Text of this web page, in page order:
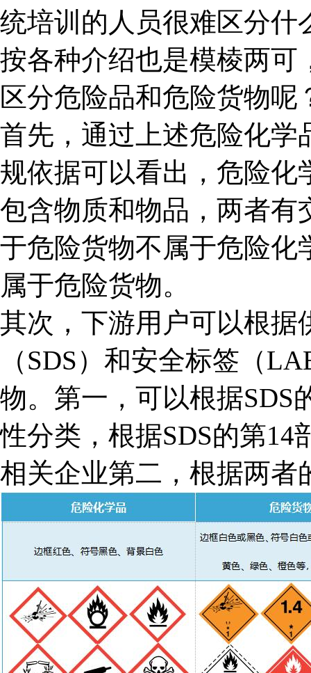
统培训的人员很难区分什
按各种介绍也是模棱两可
区分危险品和危险货物呢
首先，通过上述危险化学
规依据可以看出，危险化
包含物质和物品，两者有
于危险货物不属于危险化
属于危险货物。
其次，下游用户可以根据
（SDS）和安全标签（
物。第一，可以根据SDS
性分类，根据SDS的第
相关企业第二，根据两者